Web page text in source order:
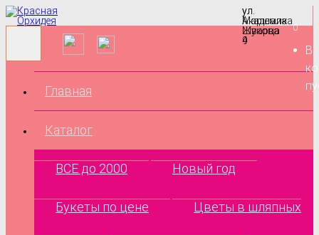
ул.
Маршала
Жукова
9
ул.
Академика
Шварца
4
0
В
Главная
Каталог
ВСЕ до 2000 Новый год
Букеты по цене Цветы в шляпных